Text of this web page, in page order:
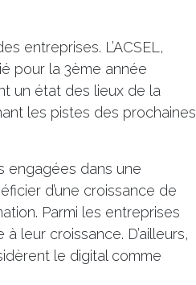
entreprises. L’ACSEL,
pour la 3ème année
un état des lieux de la
les pistes des prochaines
engagées dans une
d’une croissance de
Parmi les entreprises
leur croissance. D’ailleurs,
le digital comme